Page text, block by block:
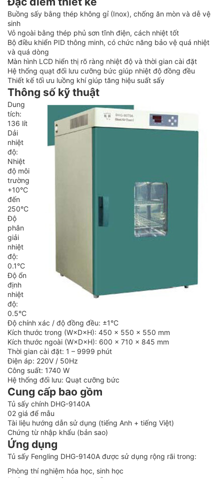
Buồng sấy bằng thép không gỉ (Inox), chống ăn mòn và dễ vệ
sinh
Vỏ ngoài bằng thép phủ sơn tĩnh điện, cách nhiệt tốt
Bộ điều khiển PID thông minh, có chức năng bảo vệ quá nhiệt
và quá dòng
Màn hình LCD hiển thị rõ ràng nhiệt độ và thời gian cài đặt
Hệ thống quạt đối lưu cưỡng bức giúp nhiệt độ đồng đều
Thiết kế tối ưu luồng khí giúp tăng hiệu suất sấy
Thông số kỹ thuật
Dung
tích:
136 lít
Dải
nhiệt
độ:
Nhiệt
độ môi
trường
+10°C
đến
250°C
Độ
phân
giải
nhiệt
độ:
0.1°C
Độ ổn
định
nhiệt
độ:
0.5°C
Độ chính xác / độ đồng đều: ±1°C
Kích thước trong (W×D×H): 450 × 550 × 550 mm
Kích thước ngoài (W×D×H): 600 × 710 × 845 mm
Thời gian cài đặt: 1 – 9999 phút
Điện áp: 220V / 50Hz
Công suất: 1740 W
Hệ thống đối lưu: Quạt cưỡng bức
Cung cấp bao gồm
Tủ sấy chính DHG-9140A
02 giá để mẫu
Tài liệu hướng dẫn sử dụng (tiếng Anh + tiếng Việt)
Chứng từ nhập khẩu (bản sao)
Ứng dụng
Tủ sấy Fengling DHG-9140A được sử dụng rộng rãi trong:
Phòng thí nghiệm hóa học, sinh học